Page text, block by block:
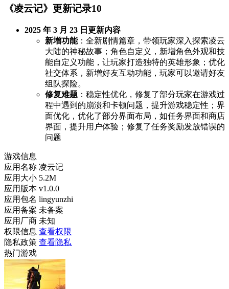
《凌云记》更新记录10
2025 年 3 月 23 日更新内容
新增功能：全新剧情篇章，带领玩家深入探索凌云
大陆的神秘故事；角色自定义，新增角色外观和技
能自定义功能，让玩家打造独特的英雄形象；优化
社交体系，新增好友互动功能，玩家可以邀请好友
组队探险。
修复难题 ：稳定性优化，修复了部分玩家在游戏过
程中遇到的崩溃和卡顿问题，提升游戏稳定性；界
面优化，优化了部分界面布局，如任务界面和商店
界面，提升用户体验；修复了任务奖励发放错误的
问题
游戏信息
应用名称 凌云记
应用大小 5.2M
应用版本 v1.0.0
应用包名 lingyunzhi
应用备案 未备案
应用厂商 未知
权限信息 查看权限
隐私政策 查看隐私
热门游戏